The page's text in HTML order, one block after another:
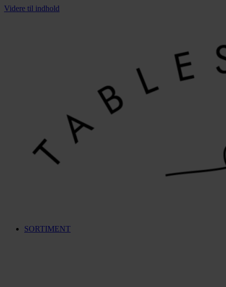
Videre til indhold
SORTIMENT